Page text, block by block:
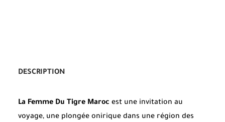
DESCRIPTION
La Femme Du Tigre Maroc est une invitation au
voyage, une plongée onirique dans une région des